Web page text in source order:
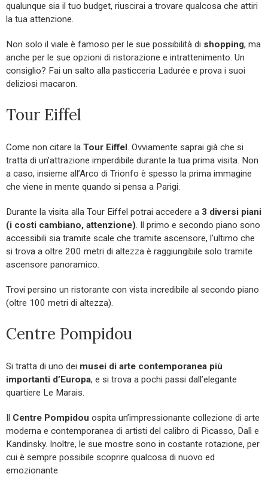
qualunque sia il tuo budget, riuscirai a trovare qualcosa che attiri
la tua attenzione.
Non solo il viale è famoso per le sue possibilità di shopping, ma
anche per le sue opzioni di ristorazione e intrattenimento. Un
consiglio? Fai un salto alla pasticceria Ladurée e prova i suoi
deliziosi macaron.
Tour Eiffel
Come non citare la Tour Eiffel . Ovviamente saprai già che si
tratta di un’attrazione imperdibile durante la tua prima visita. Non
a caso, insieme all’Arco di Trionfo è spesso la prima immagine
che viene in mente quando si pensa a Parigi.
Durante la visita alla Tour Eiffel potrai accedere a 3 diversi piani
(i costi cambiano, attenzione). Il primo e secondo piano sono
accessibili sia tramite scale che tramite ascensore, l’ultimo che
si trova a oltre 200 metri di altezza è raggiungibile solo tramite
ascensore panoramico.
Trovi persino un ristorante con vista incredibile al secondo piano
(oltre 100 metri di altezza).
Centre Pompidou
Si tratta di uno dei musei di arte contemporanea più
importanti d’Europa, e si trova a pochi passi dall’elegante
quartiere Le Marais.
Centre Pompidou ospita un’impressionante collezione di arte
moderna e contemporanea di artisti del calibro di Picasso, Dalì e
Kandinsky. Inoltre, le sue mostre sono in costante rotazione, per
cui è sempre possibile scoprire qualcosa di nuovo ed
emozionante.